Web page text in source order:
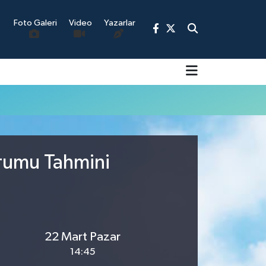
Foto Galeri Video Yazarlar
Tahmini
22 Mart Pazar
14:45